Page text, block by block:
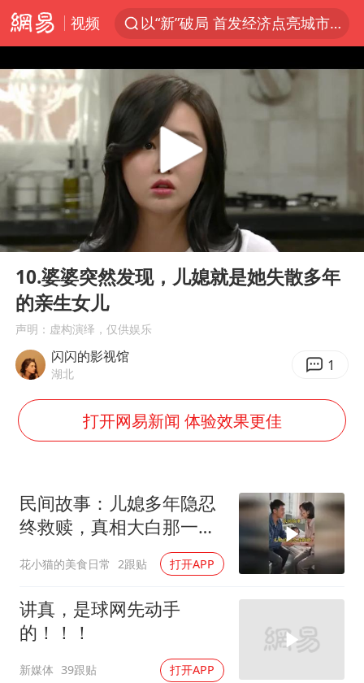
视频
以“新”破局 首发经济点亮城市消费活力
我国编制完成新版全月地质图
宇树科技发行价格150.80元/股
官方回应献血屋不让市民入内躲雨
郑国霖回应去景区上班被保安拦下
80后女柜员逆袭成4200亿银行副行长
中央气象台发布台风黄色预警
扎哈罗娃批广岛市长不提美国原子弹
女子利用漏洞0元薅走3000多件家电
金饰克价大幅跳涨
多地要求领导干部带头休假
对话重庆地铁吐血女孩
奋进开新局 实干挑大梁
Play
00:00
10.婆婆突然发现，儿媳就是她失散多年
的亲生女儿
声明：虚构演绎，仅供娱乐
闪闪的影视馆
湖北 1
打开网易新闻 体验效果更佳
民间故事：儿媳多年隐忍
终救赎，真相大白那一刻
花小猫的美食日常 2跟贴 打开APP
讲真，是球网先动手
的！！！
新媒体 39跟贴 打开APP